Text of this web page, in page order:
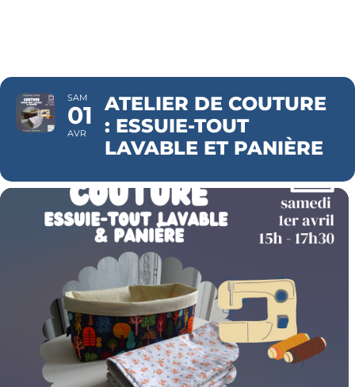
SAM
01
AVR
ATELIER DE COUTURE
: ESSUIE-TOUT
LAVABLE ET PANIÈRE